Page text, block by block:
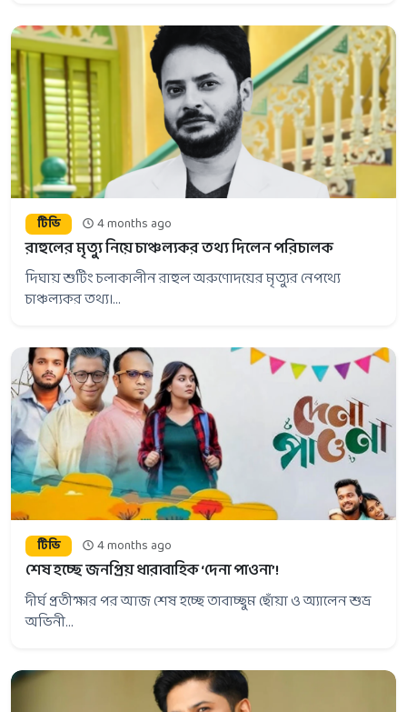
টিভি 4 months ago
রাহুলের মৃত্যু নিয়ে চাঞ্চল্যকর তথ্য দিলেন পরিচালক
দিঘায় শুটিং চলাকালীন রাহুল অরুণোদয়ের মৃত্যুর নেপথ্যে
চাঞ্চল্যকর তথ্য।...
টিভি 4 months ago
শেষ হচ্ছে জনপ্রিয় ধারাবাহিক ‘দেনা পাওনা’!
দীর্ঘ প্রতীক্ষার পর আজ শেষ হচ্ছে তাবাচ্ছুম ছোঁয়া ও অ্যালেন শুভ্র
অভিনী...